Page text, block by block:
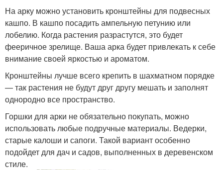
На арку можно установить кронштейны для подвесных
кашпо. В кашпо посадить ампельную петунию или
лобелию. Когда растения разрастутся, это будет
фееричное зрелище. Ваша арка будет привлекать к себе
внимание своей яркостью и ароматом.
Кронштейны лучше всего крепить в шахматном порядке
— так растения не будут друг другу мешать и заполнят
однородно все пространство.
Горшки для арки не обязательно покупать, можно
использовать любые подручные материалы. Ведерки,
старые калоши и сапоги. Такой вариант особенно
подойдет для дач и садов, выполненных в деревенском
стиле.